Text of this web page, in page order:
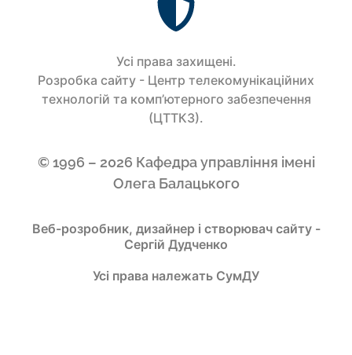
Усi права захищенi.
Розробка сайту - Центр телекомунікаційних
технологій та комп’ютерного забезпечення
(ЦТТКЗ).
© 1996 – 2026 Кафедра управління імені
Олега Балацького
Веб-розробник, дизайнер і створювач сайту -
Сергій Дудченко
Усі права належать СумДУ